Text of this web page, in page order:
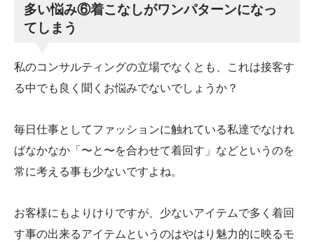
多い悩み⑥着こなしがワンパターンになっ
てしまう
私のコンサルティングの立場でなくとも、これは接客す
る中でも良く聞くお悩みでないでしょうか？
毎日仕事としてファッションに触れている私達でなけれ
ばなかなか「〜と〜を合わせて着回す」などというのを
常に考える事も少ないですよね。
お客様にもよりけりですが、少ないアイテムで多く着回
す事の出来るアイテムというのはやはり魅力的に映るモ